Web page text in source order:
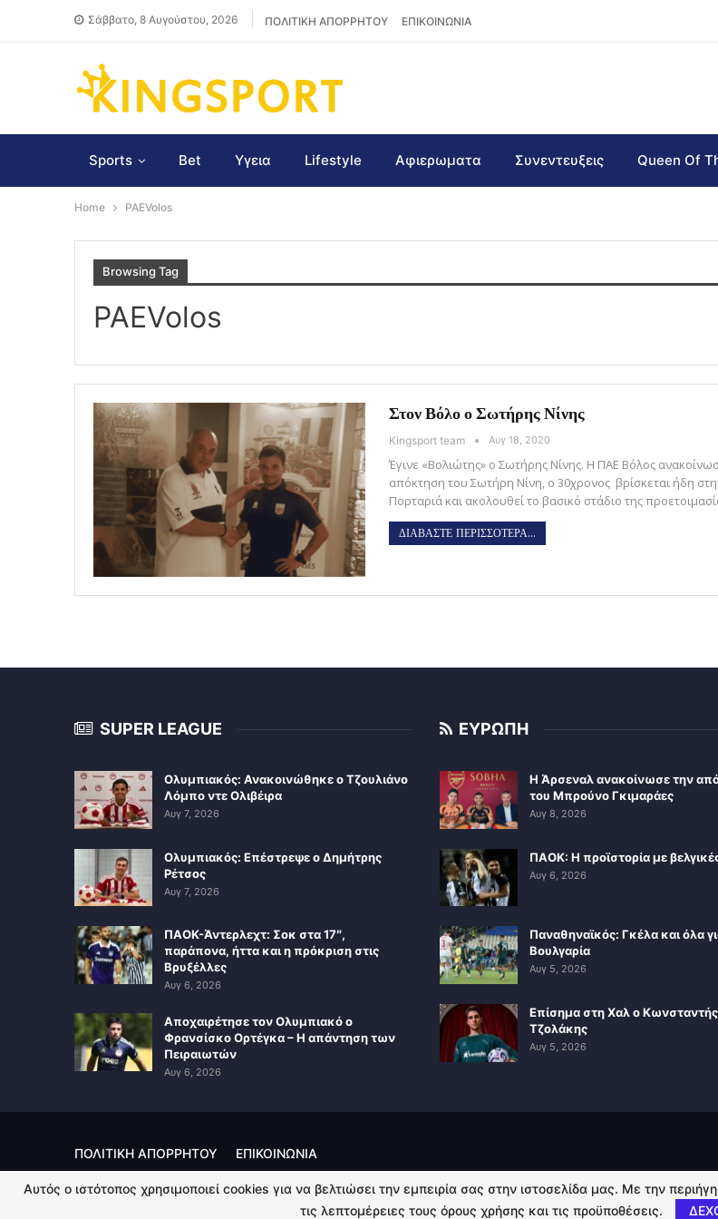
Σάββατο, 8 Αυγούστου, 2026 ΠΟΛΙΤΙΚΗ ΑΠΟΡΡΗΤΟΥ ΕΠΙΚΟΙΝΩΝΙΑ
Sports Bet Υγεια Lifestyle Αφιερωματα Συνεντευξεις Queen Of
Home PAEVolos
Browsing Tag
PAEVolos
Στον Βόλο ο Σωτήρης Νίνης
Kingsport team Αυγ 18, 2020
Έγινε «Βολιώτης» ο Σωτήρης Νίνης. Η ΠΑΕ Βόλος
απόκτηση του Σωτήρη Νίνη, ο 30χρονος βρίσκεται ήδη
Πορταριά και ακολουθεί το βασικό στάδιο της
ΔΙΑΒΑΣΤΕ ΠΕΡΙΣΣΟΤΕΡΑ...
SUPER LEAGUE
Ολυμπιακός: Ανακοινώθηκε ο Τζουλιάνο
Λόμπο ντε Ολιβέιρα
Αυγ 7, 2026
Ολυμπιακός: Επέστρεψε ο Δημήτρης
Ρέτσος
Αυγ 7, 2026
ΠΑΟΚ-Άντερλεχτ: Σοκ στα 17″,
παράπονα, ήττα και η πρόκριση στις
Βρυξέλλες
Αυγ 6, 2026
Αποχαιρέτησε τον Ολυμπιακό ο
Φρανσίσκο Ορτέγκα – Η απάντηση των
Πειραιωτών
Αυγ 6, 2026
ΕΥΡΩΠΗ
Η Άρσεναλ ανακοίνωσε την
του Μπρούνο Γκιμαράες
Αυγ 8, 2026
ΠΑΟΚ: Η προϊστορία με
Αυγ 6, 2026
Παναθηναϊκός: Γκέλα και όλα
Βουλγαρία
Αυγ 5, 2026
Επίσημα στη Χαλ ο Κωνσταντής
Τζολάκης
Αυγ 5, 2026
ΠΟΛΙΤΙΚΗ ΑΠΟΡΡΗΤΟΥ ΕΠΙΚΟΙΝΩΝΙΑ
© 2026 - Kingsport.gr. All Rights Reserved.
Αυτός ο ιστότοπος χρησιμοποιεί cookies για να βελτιώσει την εμπειρία σας στην ιστοσελίδα μας. Με την
τις λεπτομέρειες τους όρους χρήσης και τις προϋποθέσεις.